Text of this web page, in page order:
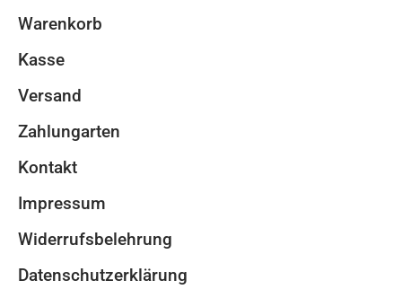
Warenkorb
Kasse
Versand
Zahlungarten
Kontakt
Impressum
Widerrufsbelehrung
Datenschutzerklärung